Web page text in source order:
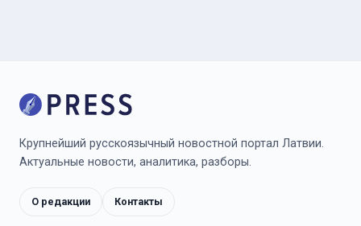
Крупнейший русскоязычный новостной портал Латвии.
Актуальные новости, аналитика, разборы.
О редакции Контакты